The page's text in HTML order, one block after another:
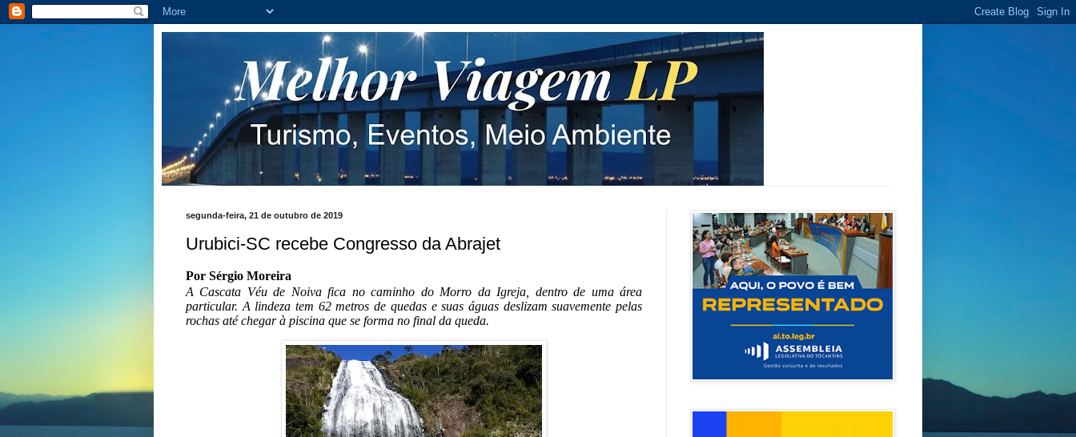
segunda-feira, 21 de outubro de 2019
Urubici-SC recebe Congresso da Abrajet
Por Sérgio Moreira
A Cascata Véu de Noiva fica no caminho do Morro da Igreja, dentro de uma área
particular. A lindeza tem 62 metros de quedas e suas águas deslizam suavemente pelas
rochas até chegar à piscina que se forma no final da queda.